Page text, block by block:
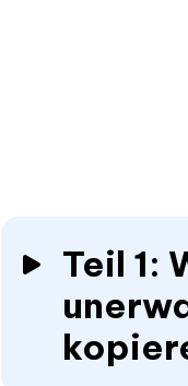
Teil 1: